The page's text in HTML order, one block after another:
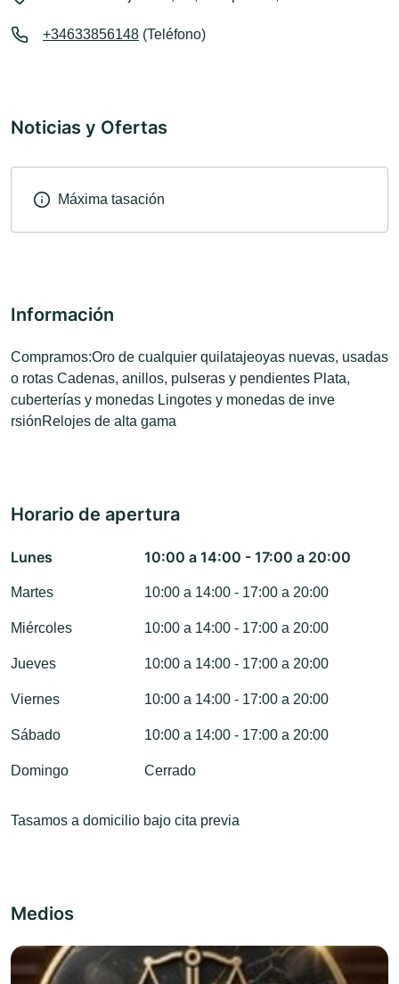
+34633856148 (Teléfono)
Noticias y Ofertas
Máxima tasación
Información
Compramos:Oro de cualquier quilatajeoyas nuevas, usadas
o rotas Cadenas, anillos, pulseras y pendientes Plata,
cuberterías y monedas Lingotes y monedas de inve
rsiónRelojes de alta gama
Horario de apertura
Lunes 10:00 a 14:00 - 17:00 a 20:00
Martes 10:00 a 14:00 - 17:00 a 20:00
Miércoles 10:00 a 14:00 - 17:00 a 20:00
Jueves 10:00 a 14:00 - 17:00 a 20:00
Viernes 10:00 a 14:00 - 17:00 a 20:00
Sábado 10:00 a 14:00 - 17:00 a 20:00
Domingo Cerrado
Tasamos a domicilio bajo cita previa
Medios